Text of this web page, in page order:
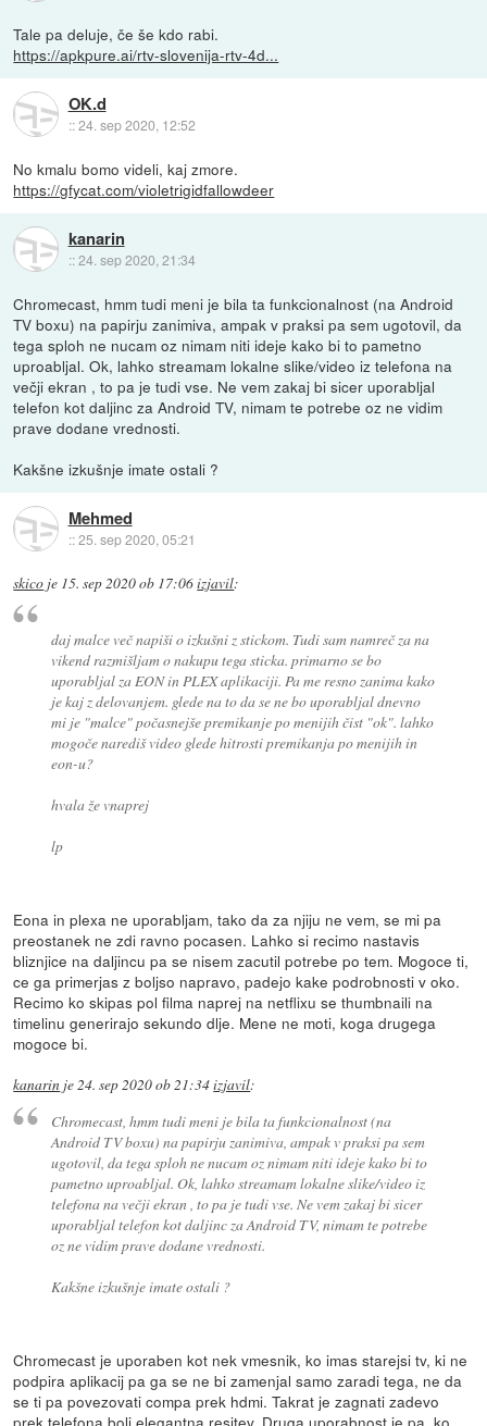
Tale pa deluje, če še kdo rabi.
https://apkpure.ai/rtv-slovenija-rtv-4d...
OK.d
::24. sep 2020, 12:52
No kmalu bomo videli, kaj zmore.
https://gfycat.com/violetrigidfallowdeer
kanarin
::24. sep 2020, 21:34
Chromecast, hmm tudi meni je bila ta funkcionalnost (na Android
TV boxu) na papirju zanimiva, ampak v praksi pa sem ugotovil, da
tega sploh ne nucam oz nimam niti ideje kako bi to pametno
uproabljal. Ok, lahko streamam lokalne slike/video iz telefona na
večji ekran , to pa je tudi vse. Ne vem zakaj bi sicer uporabljal
telefon kot daljinc za Android TV, nimam te potrebe oz ne vidim
prave dodane vrednosti.
Kakšne izkušnje imate ostali ?
Mehmed
::25. sep 2020, 05:21
skico je 15. sep 2020 ob 17:06izjavil:
daj malce več napiši o izkušni z stickom. Tudi sam namreč za na
vikend razmišljam o nakupu tega sticka. primarno se bo
uporabljal za EON in PLEX aplikaciji. Pa me resno zanima kako
je kaj z delovanjem. glede na to da se ne bo uporabljal dnevno
mi je "malce" počasnejše premikanje po menijih čist "ok". lahko
mogoče narediš video glede hitrosti premikanja po menijih in
eon-u?
hvala že vnaprej
lp
Eona in plexa ne uporabljam, tako da za njiju ne vem, se mi pa
preostanek ne zdi ravno pocasen. Lahko si recimo nastavis
bliznjice na daljincu pa se nisem zacutil potrebe po tem. Mogoce ti,
ce ga primerjas z boljso napravo, padejo kake podrobnosti v oko.
Recimo ko skipas pol filma naprej na netflixu se thumbnaili na
timelinu generirajo sekundo dlje. Mene ne moti, koga drugega
mogoce bi.
kanarin je24. sep 2020 ob 21:34izjavil:
Chromecast, hmm tudi meni je bila ta funkcionalnost (na
Android TV boxu) na papirju zanimiva, ampak v praksi pa sem
ugotovil, da tega sploh ne nucam oz nimam niti ideje kako bi to
pametno uproabljal. Ok, lahko streamam lokalne slike/video iz
telefona na večji ekran , to pa je tudi vse. Ne vem zakaj bi sicer
uporabljal telefon kot daljinc za Android TV, nimam te potrebe
oz ne vidim prave dodane vrednosti.
Kakšne izkušnje imate ostali ?
Chromecast je uporaben kot nek vmesnik, ko imas starejsi tv, ki ne
podpira aplikacij pa ga se ne bi zamenjal samo zaradi tega, ne da
se ti pa povezovati compa prek hdmi. Takrat je zagnati zadevo
prek telefona bolj elegantna resitev. Druga uporabnost je pa, ko